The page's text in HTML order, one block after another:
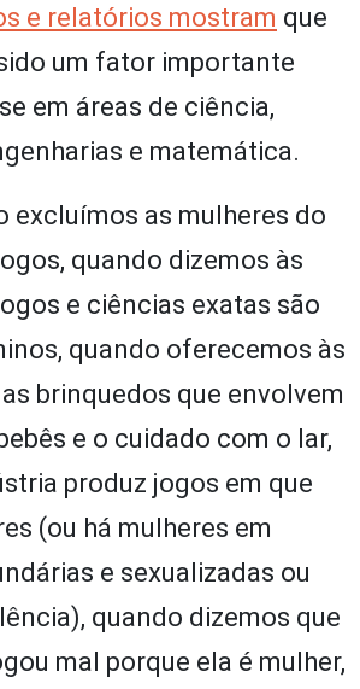
e relatórios mostram que
um fator importante
em áreas de ciência,
e matemática.
excluímos as mulheres do
quando dizemos às
e ciências exatas são
quando oferecemos às
brinquedos que envolvem
e o cuidado com o lar,
produz jogos em que
(ou há mulheres em
e sexualizadas ou
quando dizemos que
mal porque ela é mulher,